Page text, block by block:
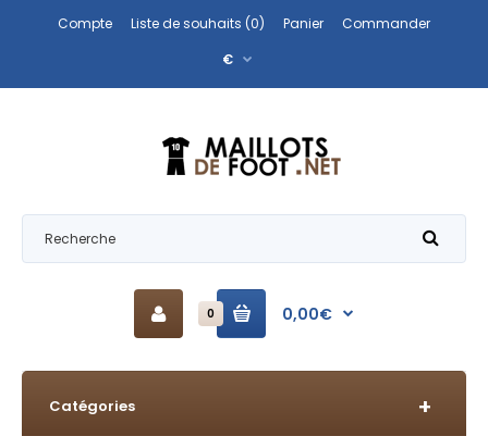
Compte Liste de souhaits (0) Panier
Commander
€
0 0,00€
Catégories